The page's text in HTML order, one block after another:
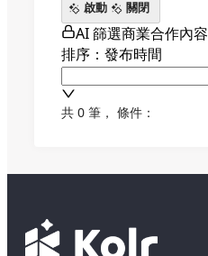
啟動
關閉
AI 篩選商業合作內容
排序：發布時間
共 0 筆 ， 條件：